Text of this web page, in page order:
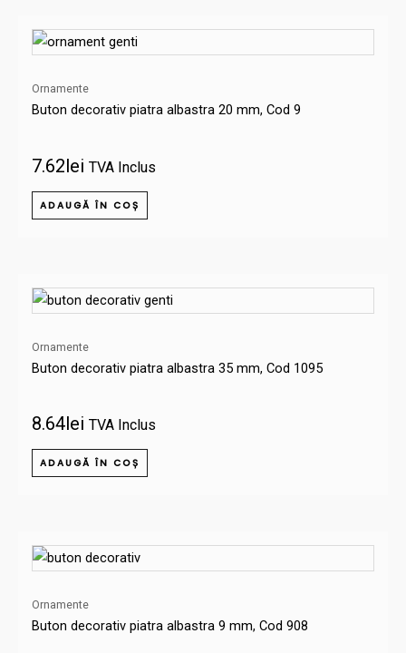
Ornamente
Buton decorativ piatra albastra 20 mm, Cod 9
7.62lei TVA Inclus
ADAUGĂ ÎN COȘ
Ornamente
Buton decorativ piatra albastra 35 mm, Cod 1095
8.64lei TVA Inclus
ADAUGĂ ÎN COȘ
Ornamente
Buton decorativ piatra albastra 9 mm, Cod 908